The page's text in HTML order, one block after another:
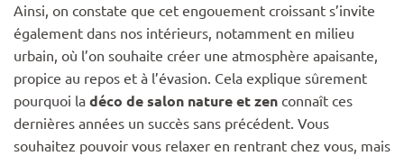
Ainsi, on constate que cet engouement croissant s’invite
également dans nos intérieurs, notamment en milieu
urbain, où l’on souhaite créer une atmosphère apaisante,
propice au repos et à l’évasion. Cela explique sûrement
pourquoi la déco de salon nature et zen connaît ces
dernières années un succès sans précédent. Vous
souhaitez pouvoir vous relaxer en rentrant chez vous, mais